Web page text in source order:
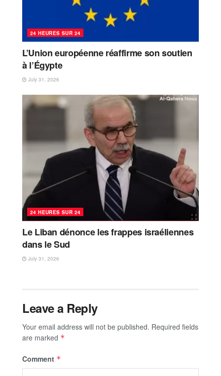
24 HEURES SUR 24
L’Union européenne réaffirme son soutien
à l’Égypte
July 31, 2026
24 HEURES SUR 24
Le Liban dénonce les frappes israéliennes
dans le Sud
July 31, 2026
Leave a Reply
Your email address will not be published. Required fields
are marked *
Comment *